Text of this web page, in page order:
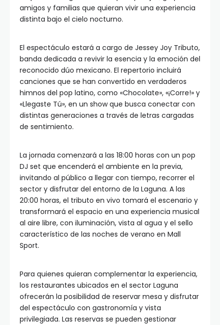
amigos y familias que quieran vivir una experiencia
distinta bajo el cielo nocturno.
El espectáculo estará a cargo de Jessey Joy Tributo,
banda dedicada a revivir la esencia y la emoción del
reconocido dúo mexicano. El repertorio incluirá
canciones que se han convertido en verdaderos
himnos del pop latino, como «Chocolate», «¡Corre!» y
«Llegaste Tú», en un show que busca conectar con
distintas generaciones a través de letras cargadas
de sentimiento.
La jornada comenzará a las 18:00 horas con un pop
DJ set que encenderá el ambiente en la previa,
invitando al público a llegar con tiempo, recorrer el
sector y disfrutar del entorno de la Laguna. A las
20:00 horas, el tributo en vivo tomará el escenario y
transformará el espacio en una experiencia musical
al aire libre, con iluminación, vista al agua y el sello
característico de las noches de verano en Mall
Sport.
Para quienes quieran complementar la experiencia,
los restaurantes ubicados en el sector Laguna
ofrecerán la posibilidad de reservar mesa y disfrutar
del espectáculo con gastronomía y vista
privilegiada. Las reservas se pueden gestionar